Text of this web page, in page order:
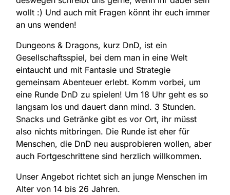
wollt :) Und auch mit Fragen könnt ihr euch immer
an uns wenden!
Dungeons & Dragons, kurz DnD, ist ein
Gesellschaftsspiel, bei dem man in eine Welt
eintaucht und mit Fantasie und Strategie
gemeinsam Abenteuer erlebt. Komm vorbei, um
eine Runde DnD zu spielen! Um 18 Uhr geht es so
langsam los und dauert dann mind. 3 Stunden.
Snacks und Getränke gibt es vor Ort, ihr müsst
also nichts mitbringen. Die Runde ist eher für
Menschen, die DnD neu ausprobieren wollen, aber
auch Fortgeschrittene sind herzlich willkommen.
Unser Angebot richtet sich an junge Menschen im
Alter von 14 bis 26 Jahren.